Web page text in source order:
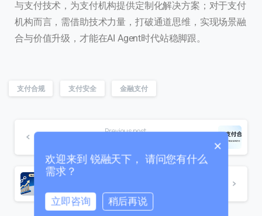
与支付技术，为支付机构提供定制化解决方案；对于支付
机构而言，需借助技术力量，打破通道思维，实现场景融
合与价值升级，才能在AI Agent时代站稳脚跟。
支付合规 支付安全 金融支付
Previous post
联系我们
+86
0 / 20
×
欢迎来到 锐融天下， 请问您有什么
需求？
立即咨询 稍后再说